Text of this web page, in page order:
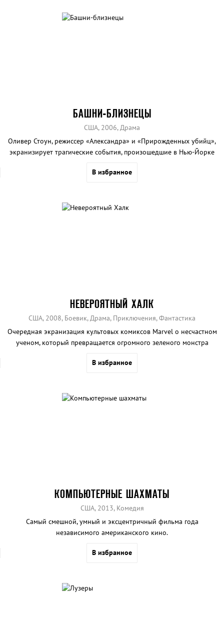
БАШНИ-БЛИЗНЕЦЫ
США, 2006, Драма
Оливер Стоун, режиссер «Александра» и «Прирожденных убийц»,
экранизирует трагические события, произошедшие в Нью-Йорке
истории, рассказанной двумя людьми, найденными живыми под
В избранное
НЕВЕРОЯТНЫЙ ХАЛК
США, 2008, Боевик, Драма, Приключения, Фантастика
Очередная экранизация культовых комиксов Marvel о несчастном
ученом, который превращается огромного зеленого монстра
В избранное
КОМПЬЮТЕРНЫЕ ШАХМАТЫ
США, 2013, Комедия
Самый смешной, умный и эксцентричный фильма года
независимого американского кино.
В избранное